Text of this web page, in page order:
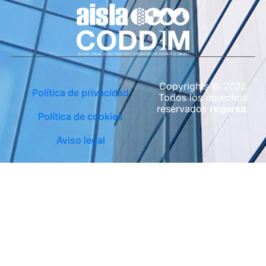
Política de privacidad
Política de cookies
Aviso legal
Copyrights © 2025
Todos los derechos
reservados regarsa .